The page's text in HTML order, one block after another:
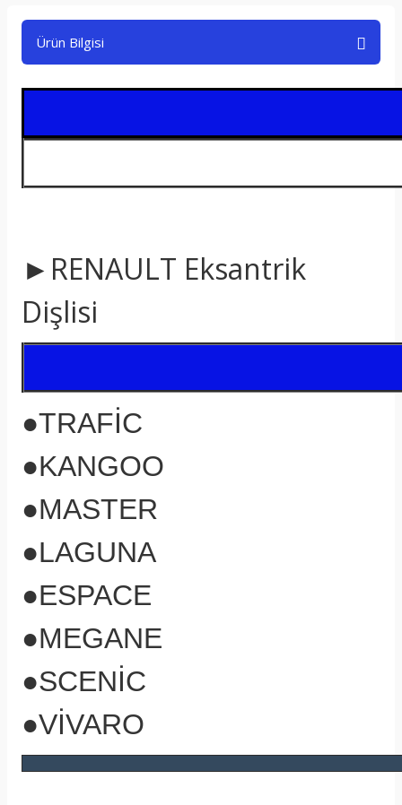
Ürün Bilgisi
►RENAULT Eksantrik
Dişlisi
●TRAFİC
●KANGOO
●MASTER
●LAGUNA
●ESPACE
●MEGANE
●SCENİC
●VİVARO